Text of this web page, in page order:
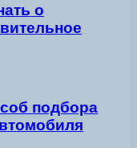
о
подбора